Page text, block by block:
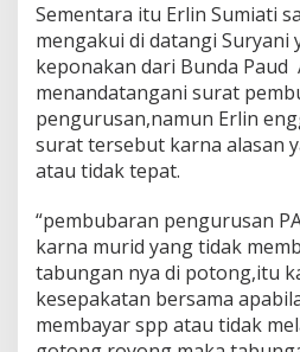
a
n
e
n
g
u
a
n
P
A
U
D
Sementara itu Erlin Sumiati
mengakui di datangi Suryani
keponakan dari Bunda
menandatangani surat
pengurusan,namun Erlin
surat tersebut karna alasan
atau tidak tepat.
“pembubaran pengurusan
karna murid yang tidak
tabungan nya di potong,itu
kesepakatan bersama
membayar spp atau tidak